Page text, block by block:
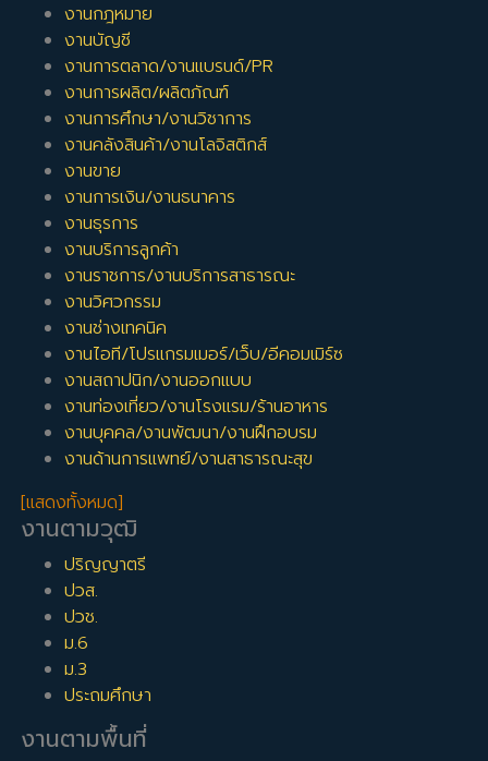
งานกฎหมาย
งานบัญชี
งานการตลาด/งานแบรนด์/PR
งานการผลิต/ผลิตภัณฑ์
งานการศึกษา/งานวิชาการ
งานคลังสินค้า/งานโลจิสติกส์
งานขาย
งานการเงิน/งานธนาคาร
งานธุรการ
งานบริการลูกค้า
งานราชการ/งานบริการสาธารณะ
งานวิศวกรรม
งานช่างเทคนิค
งานไอที/โปรแกรมเมอร์/เว็บ/อีคอมเมิร์ซ
งานสถาปนิก/งานออกแบบ
งานท่องเที่ยว/งานโรงแรม/ร้านอาหาร
งานบุคคล/งานพัฒนา/งานฝึกอบรม
งานด้านการแพทย์/งานสาธารณะสุข
[แสดงทั้งหมด]
งานตามวุฒิ
ปริญญาตรี
ปวส.
ปวช.
ม.6
ม.3
ประถมศึกษา
งานตามพื้นที่